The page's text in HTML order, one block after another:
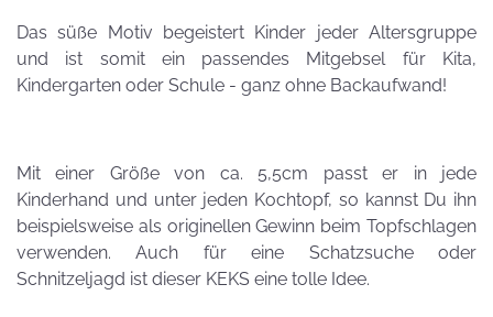
Das süße Motiv begeistert Kinder jeder Altersgruppe
und ist somit ein passendes Mitgebsel für Kita,
Kindergarten oder Schule - ganz ohne Backaufwand!
Mit einer Größe von ca. 5,5cm passt er in jede
Kinderhand und unter jeden Kochtopf, so kannst Du ihn
beispielsweise als originellen Gewinn beim Topfschlagen
verwenden.Auch für eine Schatzsuche oder
Schnitzeljagd ist dieser KEKS eine tolle Idee.